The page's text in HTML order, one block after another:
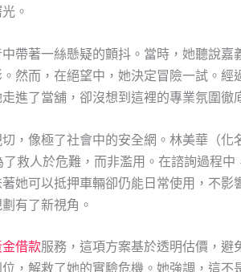
。
帶著一絲懸疑的顫抖。當時，她聽說
然而，在絕望中，她決定冒險一試。經
進了當舖，卻沒想到這裡的專業氛圍徹
，像極了社會中的安全網。林美華（
人於危難，而非濫用。在諮詢過程中
她可以抵押車輛卻仍能日常使用，不
有了新視角。
借款服務，這項方案基於透明估價，
，解救了她的實驗危機。她強調，這